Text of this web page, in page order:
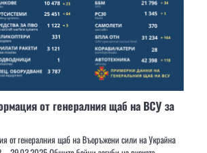
от генералния щаб на ВСУ за
от генералния щаб на Въоръжени сили на Украйна